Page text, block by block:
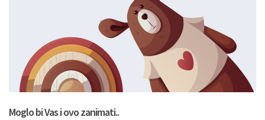
putem ovih web stranica u svrhu odgovora i daljnje
komunikacije na Vaš upit poslan kroz kontakt obrazac.
Radi se o dobrovoljnom davanju podataka te ovu
Izjavu niste dužni prihvatiti odnosno niste dužni unositi
svoje osobne podatke u jednu od prijavnih
formi/obrazaca dostupnih na ovim web stranicama.
BRO'N BRO d.o.o. će s Vašim osobnim podacima
postupati sukladno Općoj uredbi o zaštiti podataka
privatnosti i kolačića koju možete pročitati ovdje i
Moglo bi Vas i ovo zanimati..